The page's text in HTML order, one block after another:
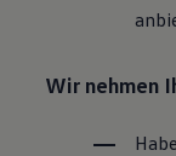
Wir nehmen